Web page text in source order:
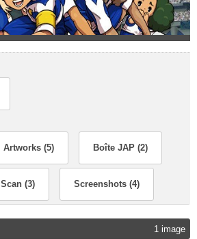
Artworks (5) Boîte JAP (2)
Scan (3) Screenshots (4)
1 image